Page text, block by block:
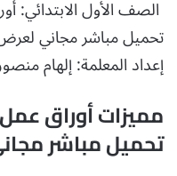
تحميل مباشر مجاني
إعداد المعلمة: إلهام
تحميل مباشر